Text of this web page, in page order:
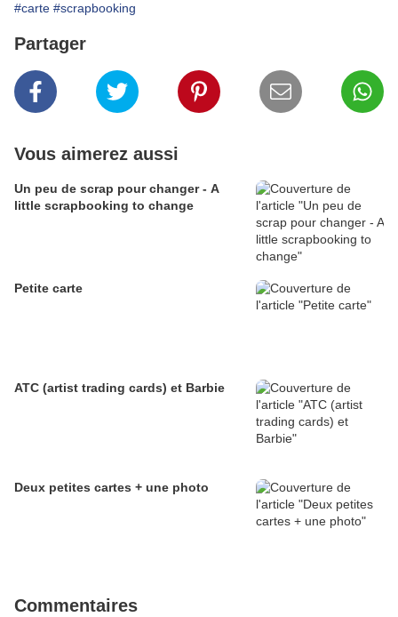
#carte #scrapbooking
Partager
Vous aimerez aussi
Un peu de scrap pour changer - A
little scrapbooking to change
Petite carte
ATC (artist trading cards) et Barbie
Deux petites cartes + une photo
Commentaires